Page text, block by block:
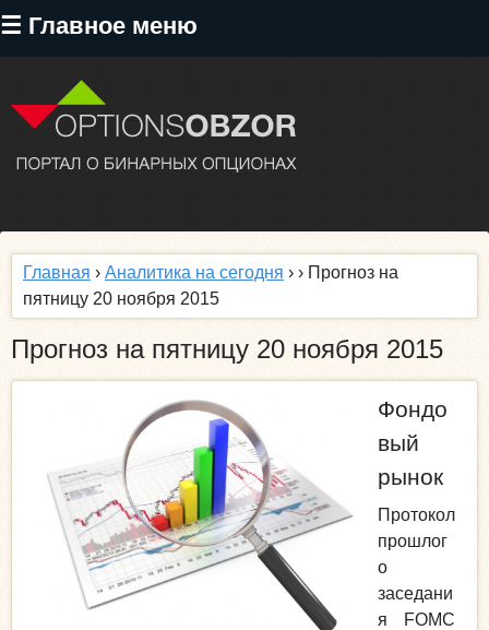
☰ Главное меню
Перейти
содержанию
Главная › Аналитика на сегодня › › Прогноз на
пятницу 20 ноября 2015
Прогноз на пятницу 20 ноября 2015
Фондо
вый
рынок
Протокол
прошлог
о
заседани
я FOMC